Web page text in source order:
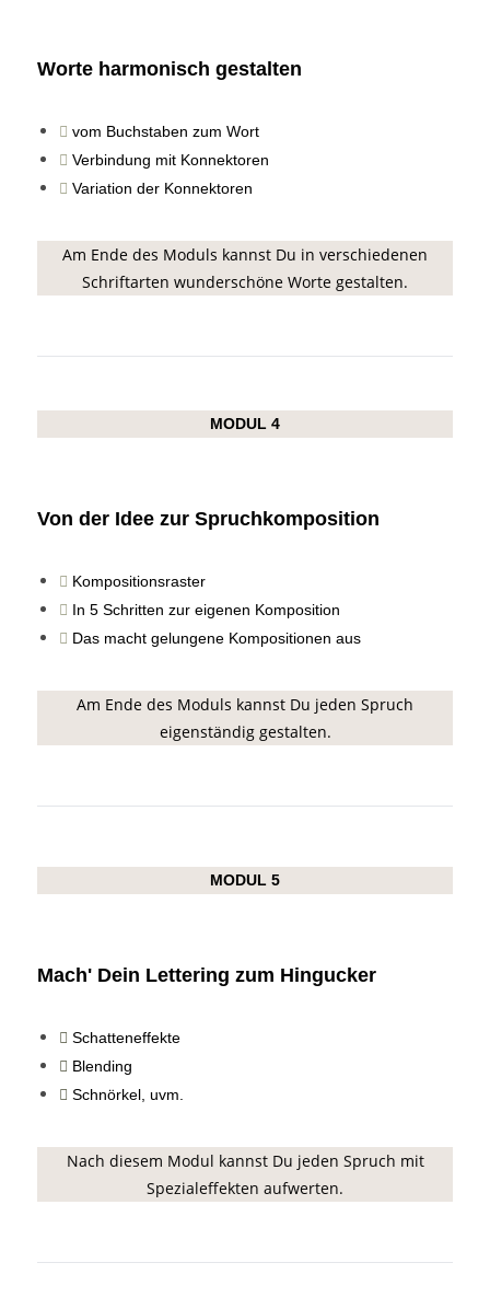
Worte harmonisch gestalten
vom Buchstaben zum Wort
Verbindung mit Konnektoren
Variation der Konnektoren
Am Ende des Moduls kannst Du in verschiedenen
Schriftarten wunderschöne Worte gestalten.
MODUL 4
Von der Idee zur Spruchkomposition
Kompositionsraster
In 5 Schritten zur eigenen Komposition
Das macht gelungene Kompositionen aus
Am Ende des Moduls kannst Du jeden Spruch
eigenständig gestalten.
MODUL 5
Mach' Dein Lettering zum Hingucker
Schatteneffekte
Blending
Schnörkel, uvm.
Nach diesem Modul kannst Du jeden Spruch mit
Spezialeffekten aufwerten.